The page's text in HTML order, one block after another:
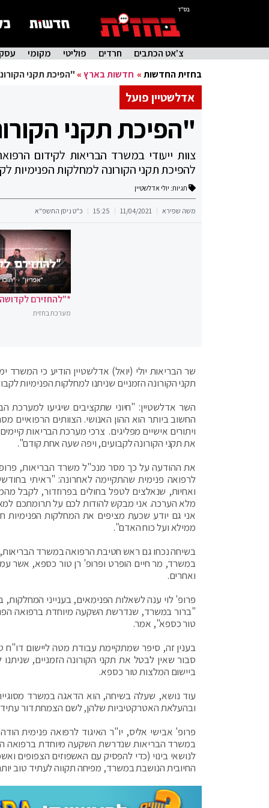
בס"ד
צ'אט הכתבים חרדים פוליטי מקומי
בחזית החדשות» חדשות בארץ» "הפיכת תקני
אדלשטיין פועל
"הפיכת תקני
צוות ייעודי במשרד הבריאות לקידום
להפיכת תקני הקורונה למחלקות הפנימיות
תגיות: יולי אדלשטיין
משה שפירא 11/04/2021
15:25 כ"ט ניסן התשפ"א
*"להחזירם
מערכת בחזית
שר הבריאות יולי (יואל) אדלשטיין הודיע כי
תקני הקורונה הזמניים שניתנו למחלקות הפנימיות
השר אדלשטיין: "חיוני שתקציבים שיגיעו למערכת
החשוב ביותר הוא ההון האנושי. הצוותים הרפואיים
ויתורים אישיים מפליגים. צרכי מערכת הבריאות
את תקני הקורונה לקבועים, ויפה שעה אחת קודם".
את ההודעה על כך מסר מנכ"ל משרד הבריאות, פרופ'
לרפואה פנימית שהתקיימה לאחרונה: "ראיתי
ואחיות, שנאלצים לטפל בחולים בפרוזדור, לקבל
אני גם יודע שכעת מציפים את המחלקות הפנימיות
ממילא ועל כוח האדם".
בשיחה נכחו גם ראש חטיבת הרפואה במשרד הבריאות,
במשרד, מר חיים הופרט ופרופ' רן טור כספא, אשר
ואחרים.
פרופ' לוי ענה לשאלות הפנימאים, בענייני המחלקות,
"ברור במשרד, שנדרשת השקעה מיוחדת ברפואה
טור כספא", אמר.
בענין זה, סיפר שמתקיימת עבודת מטה ליישום דו"ח
סבור שאין לבטל את תקני הקורונה הזמניים,
ביישום המלצות טור כספא.
עוד נושא, שעלה בשיחה, הוא הדאגה במשרד מסוגיית
ובהעלאת האטרקטיביות שלהן, לשם הצמחת דור
פרופ' אבישי אליס, יו"ר האיגוד לרפואה פנימית
במשרד הבריאות שנדרשת השקעה מיוחדת ברפואה
לנושאי בינוי (כדי להפסיק עם האשפוזים הצפופים
החיובית הנושבת במשרד, מפיחה תקווה לעתיד טוב